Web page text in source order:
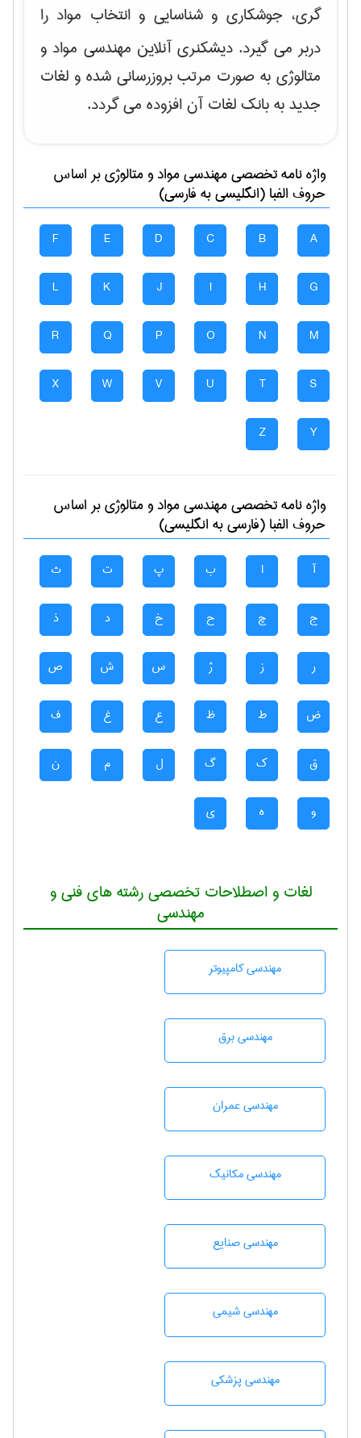
گری، جوشکاری و شناسایی و انتخاب مواد را
دربر می گیرد. دیشکنری آنلاین مهندسی مواد و
متالوژی به صورت مرتب بروزرسانی شده و لغات
جدید به بانک لغات آن افزوده می گردد.
واژه نامه تخصصیمهندسی مواد و متالوژیبر اساس
حروف الفبا (انگلیسی به فارسی)
A
B
C
D
E
F
G
H
I
J
K
L
M
N
O
P
Q
R
S
T
U
V
W
X
Y
Z
واژه نامه تخصصیمهندسی مواد و متالوژیبر اساس
حروف الفبا (فارسی به انگلیسی)
آ ا ب پ ت ث
ج چ ح خ د ذ
ر ز ژ س ش ص
ض ط ظ ع غ ف
ق ک گ ل م ن
و ه ی
لغات و اصطلاحات تخصصی رشته های فنی و
مهندسی
مهندسی كامپيوتر
مهندسی برق
مهندسی عمران
مهندسی مکانیک
مهندسی صنايع
مهندسي شيمی
مهندسی پزشکی